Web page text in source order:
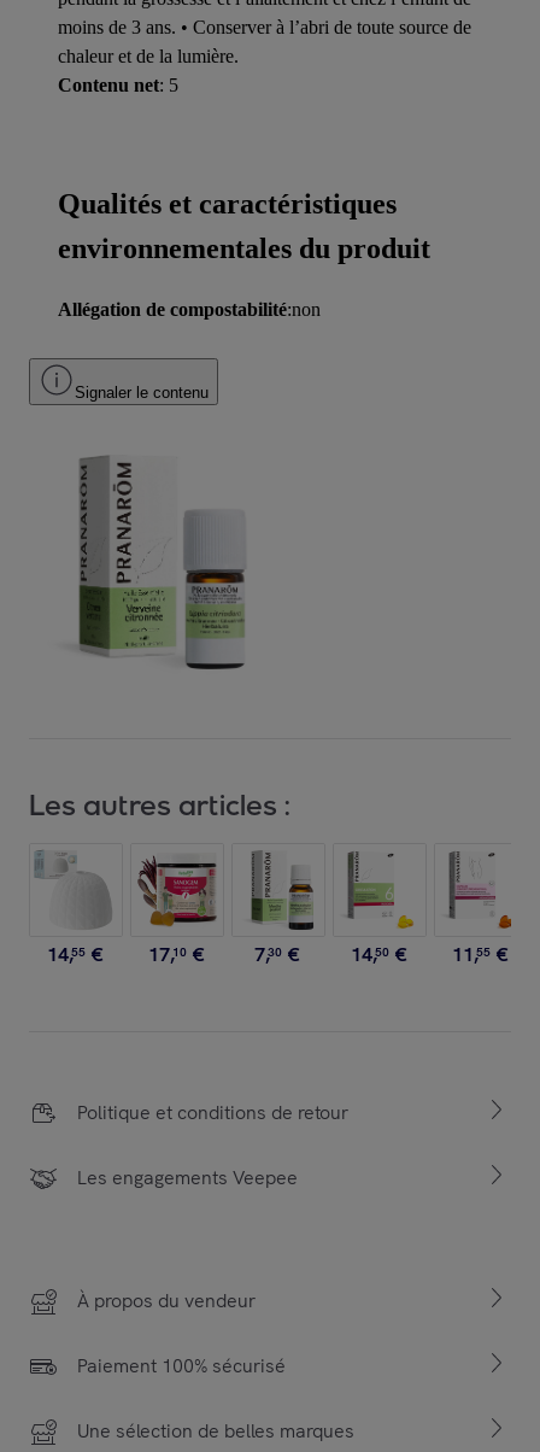
moins de 3 ans. • Conserver à l’abri de toute source de
chaleur et de la lumière.
Contenu net: 5
Qualités et caractéristiques
environnementales du produit
Allégation de compostabilité:non
Signaler le contenu
Les autres articles :
14,55 € 17,10 € 7,30 € 14,50 € 11,55 €
Politique et conditions de retour
Les engagements Veepee
À propos du vendeur
Paiement 100% sécurisé
Une sélection de belles marques